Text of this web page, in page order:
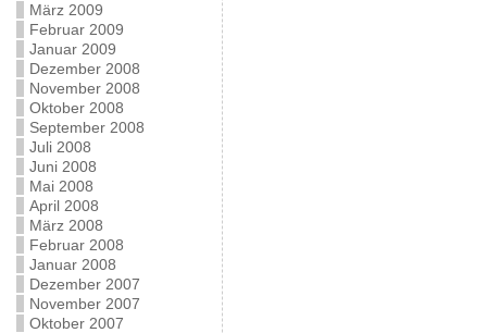
März 2009
Februar 2009
Januar 2009
Dezember 2008
November 2008
Oktober 2008
September 2008
Juli 2008
Juni 2008
Mai 2008
April 2008
März 2008
Februar 2008
Januar 2008
Dezember 2007
November 2007
Oktober 2007